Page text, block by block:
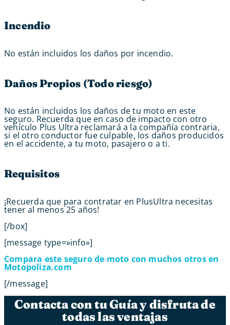
Incendio
No están incluidos los daños por incendio.
Daños Propios (Todo riesgo)
No están incluidos los daños de tu moto en este
seguro. Recuerda que en caso de impacto con otro
vehículo Plus Ultra reclamará a la compañía contraria,
si el otro conductor fue culpable, los daños producidos
en el accidente, a tu moto, pasajero o a ti.
Requisitos
¡Recuerda que para contratar en PlusUltra necesitas
tener al menos 25 años!
[/box]
[message type=»info»]
Compara este seguro de moto con muchos otros en
Motopoliza.com
[/message]
Contacta con tu Guía y disfruta de
todas las ventajas